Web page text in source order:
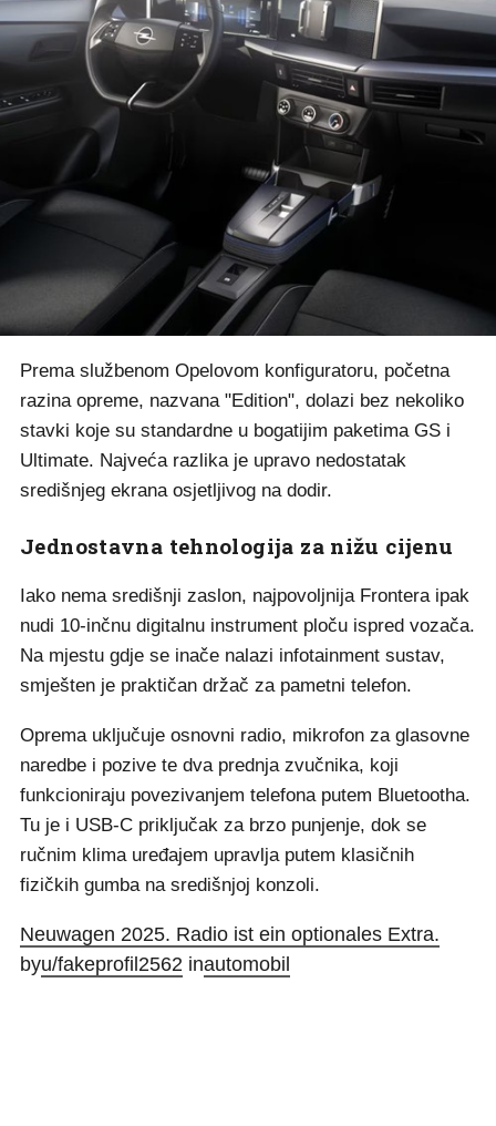
Prema službenom Opelovom konfiguratoru, početna
razina opreme, nazvana "Edition", dolazi bez nekoliko
stavki koje su standardne u bogatijim paketima GS i
Ultimate. Najveća razlika je upravo nedostatak
središnjeg ekrana osjetljivog na dodir.
Jednostavna tehnologija za nižu cijenu
Iako nema središnji zaslon, najpovoljnija Frontera ipak
nudi 10-inčnu digitalnu instrument ploču ispred vozača.
Na mjestu gdje se inače nalazi infotainment sustav,
smješten je praktičan držač za pametni telefon.
Oprema uključuje osnovni radio, mikrofon za glasovne
naredbe i pozive te dva prednja zvučnika, koji
funkcioniraju povezivanjem telefona putem Bluetootha.
Tu je i USB-C priključak za brzo punjenje, dok se
ručnim klima uređajem upravlja putem klasičnih
fizičkih gumba na središnjoj konzoli.
Neuwagen 2025. Radio ist ein optionales Extra.
byu/fakeprofil2562 inautomobil